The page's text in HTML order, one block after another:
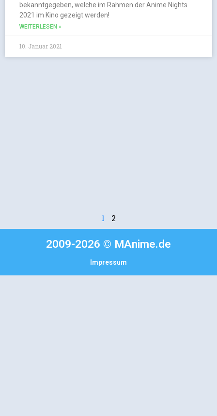
bekanntgegeben, welche im Rahmen der Anime Nights
2021 im Kino gezeigt werden!
WEITERLESEN »
10. Januar 2021
1 2
2009-2026 © MAnime.de
Impressum